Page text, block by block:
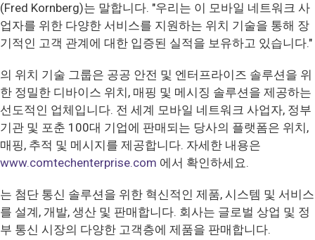
(Fred Kornberg)는 말합니다. "우리는 이 모바일 네트워크 사
업자를 위한 다양한 서비스를 지원하는 위치 기술을 통해 장
기적인 고객 관계에 대한 입증된 실적을 보유하고 있습니다."
의 위치 기술 그룹은 공공 안전 및 엔터프라이즈 솔루션을 위
한 정밀한 디바이스 위치, 매핑 및 메시징 솔루션을 제공하는
선도적인 업체입니다. 전 세계 모바일 네트워크 사업자, 정부
기관 및 포춘 100대 기업에 판매되는 당사의 플랫폼은 위치,
매핑, 추적 및 메시지를 제공합니다. 자세한 내용은
www.comtechenterprise.com 에서 확인하세요.
는 첨단 통신 솔루션을 위한 혁신적인 제품, 시스템 및 서비스
를 설계, 개발, 생산 및 판매합니다. 회사는 글로벌 상업 및 정
부 통신 시장의 다양한 고객층에 제품을 판매합니다.